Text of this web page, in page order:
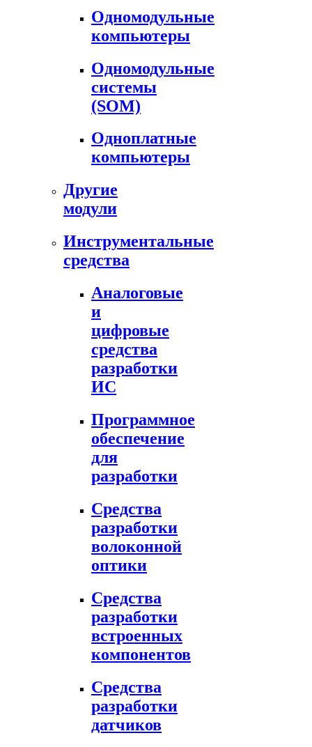
Одномодульные
компьютеры
Одномодульные
системы
(SOM)
Одноплатные
компьютеры
Другие
модули
Инструментальные
средства
Аналоговые
и
цифровые
средства
разработки
ИС
Программное
обеспечение
для
разработки
Средства
разработки
волоконной
оптики
Средства
разработки
встроенных
компонентов
Средства
разработки
датчиков